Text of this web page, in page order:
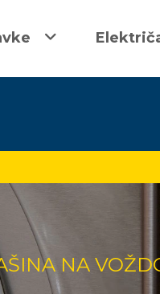
NA